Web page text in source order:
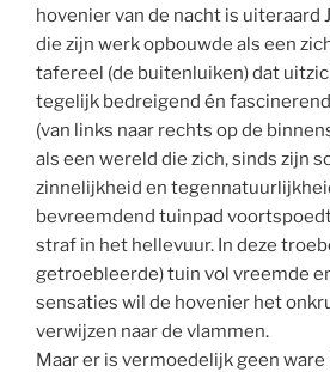
hovenier van de nacht is uiteraard
die zijn werk opbouwde als een
tafereel (de buitenluiken) dat
tegelijk bedreigend én
(van links naar rechts op de
als een wereld die zich, sinds zijn
zinnelijkheid en
bevreemdend tuinpad
straf in het hellevuur. In deze
getroebleerde) tuin vol vreemde
sensaties wil de hovenier het
verwijzen naar de vlammen.
Maar er is vermoedelijk geen